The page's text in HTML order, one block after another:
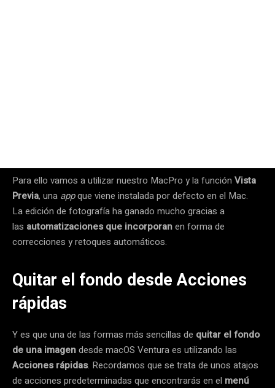
Para ello vamos a utilizar nuestro MacPro y la función Vista
Previa, una appque viene instalada por defecto en el Mac.
La edición de fotografía ha ganado mucho gracias a
las automatizaciones que incorporanen forma de
correcciones y retoques automáticos.
Quitar el fondo desde Acciones
rápidas
Y es que una de las formas más sencillas de quitar el fondo
de una imagendesde macOS Ventura es utilizando las
Acciones rápidas. Recordamos que se trata de unos atajos
de acciones predeterminadas que encontrarás en el menú